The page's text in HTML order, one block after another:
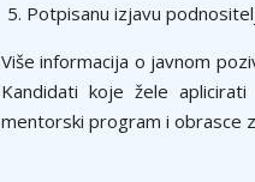
Potpisanu izjavu
Više informacija o javnom
Kandidati koje žele
mentorski program i obrasce